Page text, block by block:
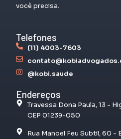
você precisa.
Telefones
(11) 4003-7603
@kobi.saude
Endereços
Travessa Dona Paula, 13 -
CEP 01239-050
Rua Manoel Feu Subtil, 60 -